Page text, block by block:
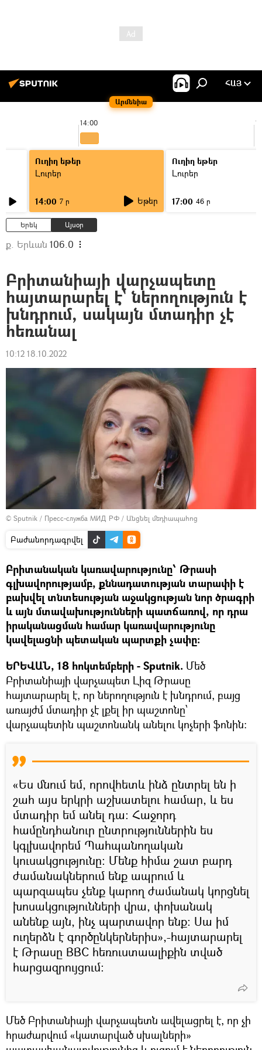
Արմենիա
ՀԱՅ
14:00
Ուղիղ եթեր
Լուրեր
14:00 7 ր Եթեր
Ուղիղ եթեր
Լուրեր
17:00 46 ր
Երեկ Այսօր
ք. Երևան 106.0
Բրիտանիայի վարչապետը
հայտարարել է` ներողություն է
խնդրում, սակայն մտադիր չէ
հեռանալ
10:12 18.10.2022
© Sputnik / Пресс-служба МИД РФ / Անցնել մեդիապահոց
Բաժանորդագրվել
Բրիտանական կառավարությունը՝ Թրասի
գլխավորությամբ, քննադատության տարափի է
բախվել տնտեսության աջակցության նոր ծրագրի
և այն մտավախությունների պատճառով, որ դրա
իրականացման համար կառավարությունը
կավելացնի պետական պարտքի չափը:
ԵՐԵՎԱՆ, 18 հոկտեմբերի - Sputnik. Մեծ
Բրիտանիայի վարչապետ Լիզ Թրասը
հայտարարել է, որ ներողություն է խնդրում, բայց
առայժմ մտադիր չէ լքել իր պաշտոնը՝
վարչապետին պաշտոնանկ անելու կոչերի ֆոնին:
«Ես մնում եմ, որովհետև ինձ ընտրել են ի
շահ այս երկրի աշխատելու համար, և ես
մտադիր եմ անել դա։ Հաջորդ
համընդհանուր ընտրություններին ես
կգլխավորեմ Պահպանողական
կուսակցությունը։ Մենք հիմա շատ բարդ
ժամանակներում ենք ապրում և
պարզապես չենք կարող ժամանակ կորցնել
խոսակցությունների վրա, փոխանակ
անենք այն, ինչ պարտավոր ենք։ Սա իմ
ուղերձն է գործընկերներիս»,-հայտարարել
է Թրասը BBC հեռուստաալիքին տված
հարցազրույցում։
Մեծ Բրիտանիայի վարչապետն ավելացրել է, որ չի
հրաժարվում «կատարված սխալների»